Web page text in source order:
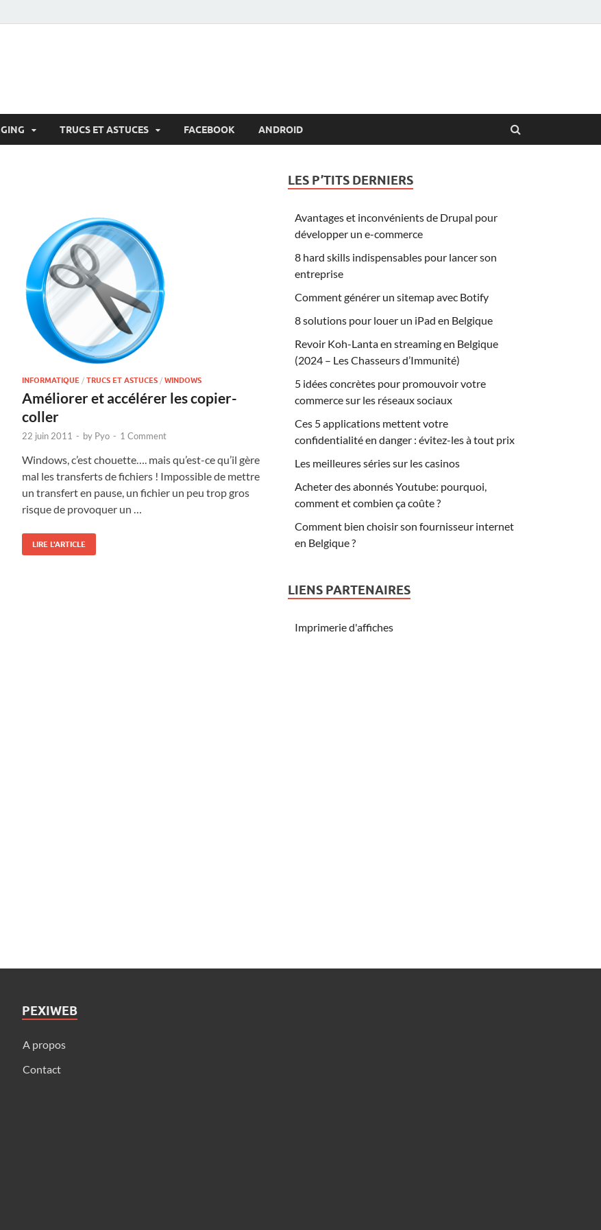
TRUCS ET ASTUCES FACEBOOK ANDROID
INFORMATIQUE / TRUCS ET ASTUCES / WINDOWS
Améliorer et accélérer les copier-
coller
22 juin 2011 - by Pyo - 1 Comment
Windows, c’est chouette…. mais qu’est-ce qu’il gère
mal les transferts de fichiers ! Impossible de mettre
un transfert en pause, un fichier un peu trop gros
risque de provoquer un …
LIRE L'ARTICLE
LES P’TITS DERNIERS
Avantages et inconvénients de Drupal pour
développer un e-commerce
8 hard skills indispensables pour lancer son
entreprise
Comment générer un sitemap avec Botify
8 solutions pour louer un iPad en Belgique
Revoir Koh-Lanta en streaming en Belgique
(2024 – Les Chasseurs d’Immunité)
5 idées concrètes pour promouvoir votre
commerce sur les réseaux sociaux
Ces 5 applications mettent votre
confidentialité en danger : évitez-les à tout prix
Les meilleures séries sur les casinos
Acheter des abonnés Youtube: pourquoi,
comment et combien ça coûte ?
Comment bien choisir son fournisseur internet
en Belgique ?
LIENS PARTENAIRES
Imprimerie d'affiches
PEXIWEB
A propos
Contact